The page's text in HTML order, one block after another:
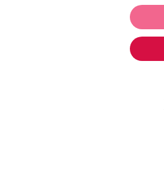
ושלמי רק 250₪ והמשלוח